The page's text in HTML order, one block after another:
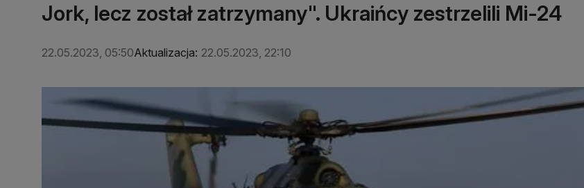
Jork, lecz został zatrzymany". Ukraińcy zestrzelili Mi-24
22.05.2023, 05:50Aktualizacja: 22.05.2023, 22:10